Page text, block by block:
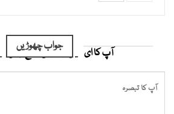
جواب چھوڑیں
آپ کا ای میل ایڈریس شائع نہیں